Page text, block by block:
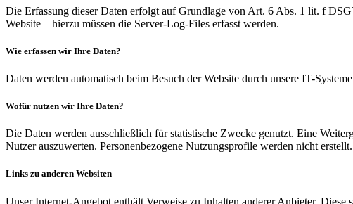
Die Erfassung dieser Daten erfolgt auf Grundlage von Art. 6 Abs. 1 lit. f
Website – hierzu müssen die Server-Log-Files erfasst werden.
Wie erfassen wir Ihre Daten?
Daten werden automatisch beim Besuch der Website durch unsere IT-
Wofür nutzen wir Ihre Daten?
Die Daten werden ausschließlich für statistische Zwecke genutzt. Eine
Nutzer auszuwerten. Personenbezogene Nutzungsprofile werden nicht erstellt.
Links zu anderen Websiten
Unser Internet-Angebot enthält Verweise zu Inhalten anderer Anbieter.